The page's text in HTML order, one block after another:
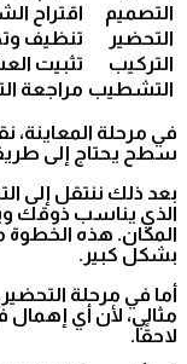
التصميم
اقتراح
التحضير
تنظيف
التركيب
تثبيت
التشطيب مراجعة
في مرحلة المعاينة،
سطح يحتاج إلى
بعد ذلك ننتقل إلى
الذي يناسب ذوقك
المكان. هذه الخطوة
بشكل كبير.
أما في مرحلة
مثالي، لأن أي
لاحقًا.